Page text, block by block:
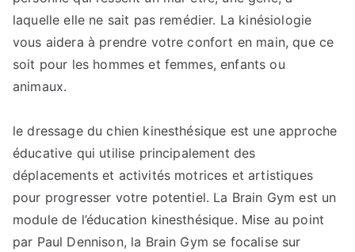
laquelle elle ne sait pas remédier. La kinésiologie
vous aidera à prendre votre confort en main, que ce
soit pour les hommes et femmes, enfants ou
animaux.
le dressage du chien kinesthésique est une approche
éducative qui utilise principalement des
déplacements et activités motrices et artistiques
pour progresser votre potentiel. La Brain Gym est un
module de l’éducation kinesthésique. Mise au point
par Paul Dennison, la Brain Gym se focalise sur